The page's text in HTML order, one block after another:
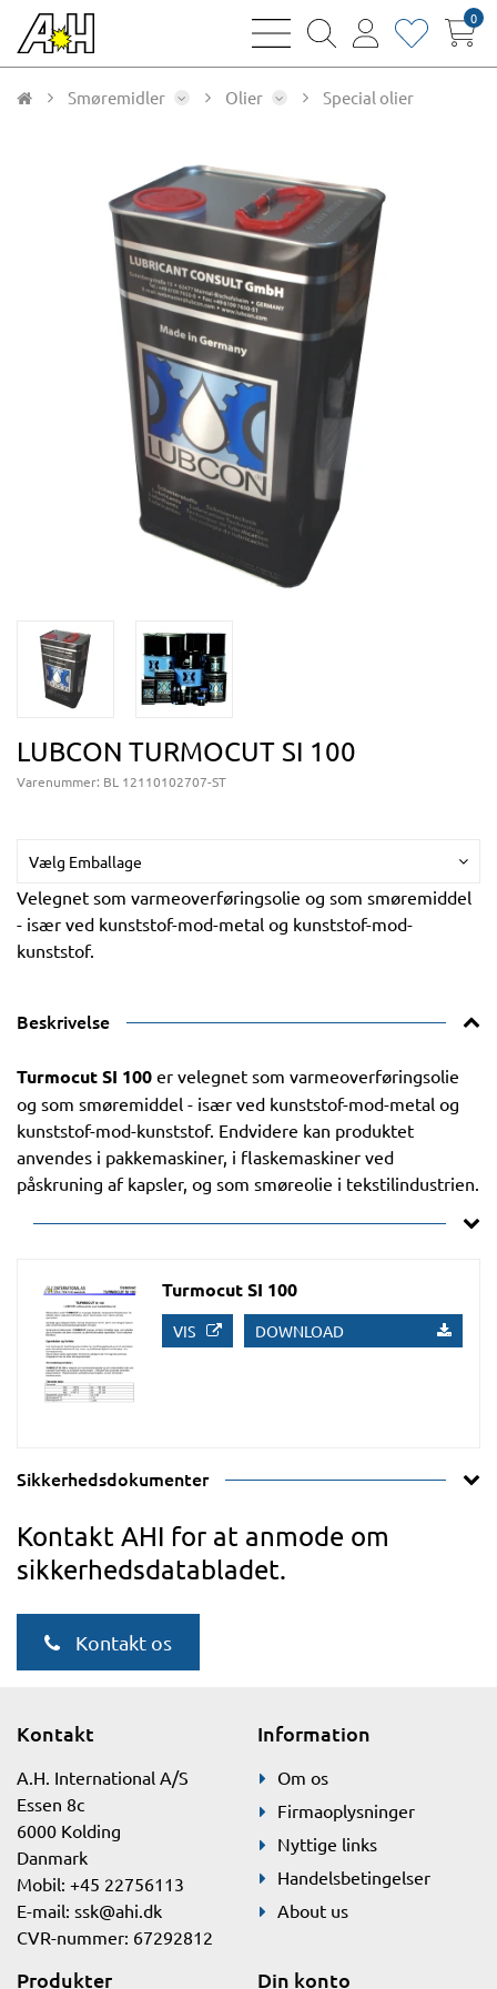
bars
magnifying
user
heart0
Smøremidler Olier Special olier
LUBCON TURMOCUT SI 100
Varenummer: BL 12110102707-ST
Vælg Emballage
Velegnet som varmeoverføringsolie og som smøremiddel
- især ved kunststof-mod-metal og kunststof-mod-
kunststof.
Beskrivelse
Turmocut SI 100 er velegnet som varmeoverføringsolie
og som smøremiddel - især ved kunststof-mod-metal og
kunststof-mod-kunststof. Endvidere kan produktet
anvendes i pakkemaskiner, i flaskemaskiner ved
påskruning af kapsler, og som smøreolie i tekstilindustrien.
Turmocut SI 100
VIS DOWNLOAD
Sikkerhedsdokumenter
Kontakt AHI for at anmode om
sikkerhedsdatabladet.
Kontakt os
Kontakt
A.H. International A/S
Essen 8c
6000 Kolding
Danmark
Mobil: +45 22756113
E-mail: ssk@ahi.dk
CVR-nummer: 67292812
Information
Om os
Firmaoplysninger
Nyttige links
Handelsbetingelser
About us
Produkter Din konto